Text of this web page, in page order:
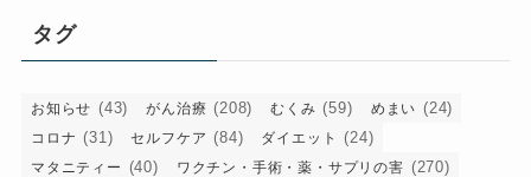
ー
タグ
お知らせ (43) がん治療 (208) むくみ (59) めまい (24)
コロナ (31) セルフケア (84) ダイエット (24)
マタニティー (40) ワクチン・手術・薬・サプリの害 (270)